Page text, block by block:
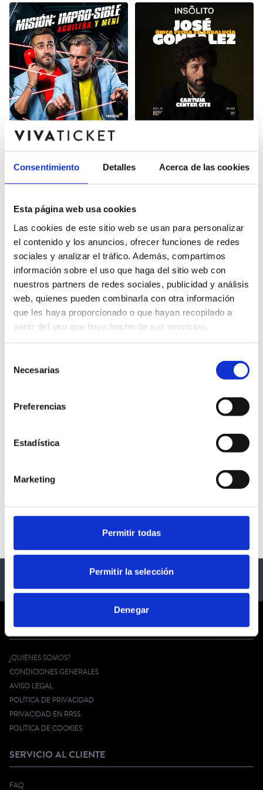
Consentimiento Detalles Acerca de las cookies
Esta página web usa cookies
Las cookies de este sitio web se usan para personalizar
el contenido y los anuncios, ofrecer funciones de redes
sociales y analizar el tráfico. Además, compartimos
información sobre el uso que haga del sitio web con
nuestros partners de redes sociales, publicidad y análisis
web, quienes pueden combinarla con otra información
que les haya proporcionado o que hayan recopilado a
partir del uso que haya hecho de sus servicios.
Necesarias
Preferencias
Estadística
Marketing
Permitir todas
Permitir la selección
Denegar
AGUILERA Y MENI -
MISIÓN: IMPRO - SIBLE -
SEVILLA 2026
INSÓLITO - MEUTE
CARTUJA CENTER
COMANDANTE LARA Y
CÍA - LOS 3 TENORES -
SEVILLA
CARTUJA CENTER
SEVILLA - EL PALACIO
CORPORATE
¿QUIÉNES SOMOS?
CONDICIONES GENERALES
AVISO LEGAL
POLÍTICA DE PRIVACIDAD
PRIVACIDAD EN RRSS
POLÍTICA DE COOKIES
SERVICIO AL CLIENTE
FAQ